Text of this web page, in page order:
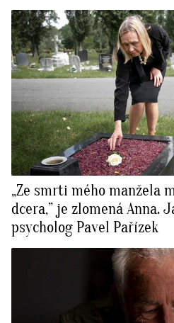
„Ze smrti mého manžela
dcera,” je zlomená Anna.
psycholog Pavel Pařízek